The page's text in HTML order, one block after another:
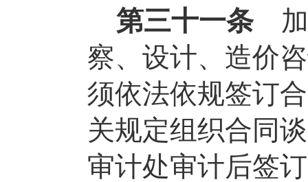
第三十一条
察、设计、造价
须依法依规签订
关规定组织合同
审计处审计后签